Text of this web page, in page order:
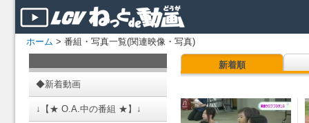
ホーム > 番組・写真一覧(関連映像・写真)
◆新着動画
↓【★ O.A.中の番組 ★】↓
新着順